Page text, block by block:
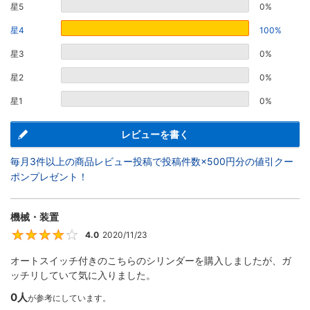
星5 0%
星4 100%
星3 0%
星2 0%
星1 0%
レビューを書く
毎月3件以上の商品レビュー投稿で投稿件数×500円分の値引クー
ポンプレゼント！
機械・装置
4
4.0 2020/11/23
オートスイッチ付きのこちらのシリンダーを購入しましたが、ガ
ッチリしていて気に入りました。
0人が参考にしています。